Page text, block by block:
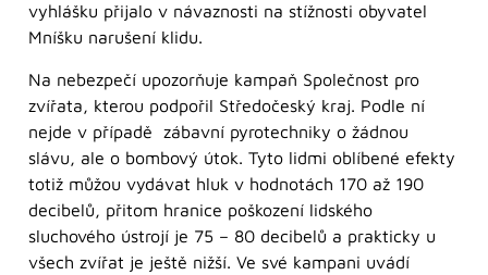
vyhlášku přijalo v návaznosti na stížnosti obyvatel
Mníšku narušení klidu.
Na nebezpečí upozorňuje kampaň Společnost pro
zvířata, kterou podpořil Středočeský kraj. Podle ní
nejde v případě zábavní pyrotechniky o žádnou
slávu, ale o bombový útok. Tyto lidmi oblíbené efekty
totiž můžou vydávat hluk v hodnotách 170 až 190
decibelů, přitom hranice poškození lidského
sluchového ústrojí je 75 – 80 decibelů a prakticky u
všech zvířat je ještě nižší. Ve své kampani uvádí